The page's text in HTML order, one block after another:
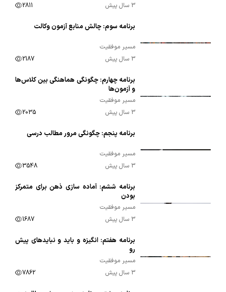
3 سال پیش
2811
برنامه سوم: چالش منابع آزمون وکالت
مسیر موفقیت
3 سال پیش
2187
برنامه چهارم: چگونگی هماهنگی بین کلاس‌ها
و آزمون‌ها
مسیر موفقیت
3 سال پیش
2035
برنامه پنجم: چگونگی مرور مطالب درسی
مسیر موفقیت
3 سال پیش
3548
برنامه ششم: آماده سازی ذهن برای متمرکز
بودن
مسیر موفقیت
3 سال پیش
1687
برنامه هفتم: انگیزه و باید و نبایدهای پیش
رو
مسیر موفقیت
3 سال پیش
7862